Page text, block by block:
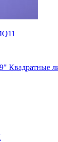
Квадратные